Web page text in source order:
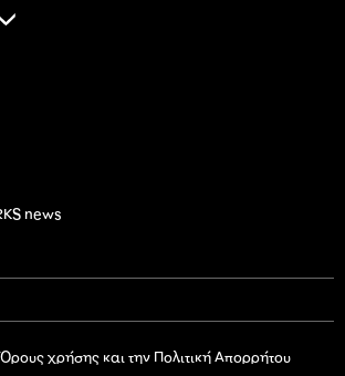
news
χρήσης και την Πολιτική Απορρήτου